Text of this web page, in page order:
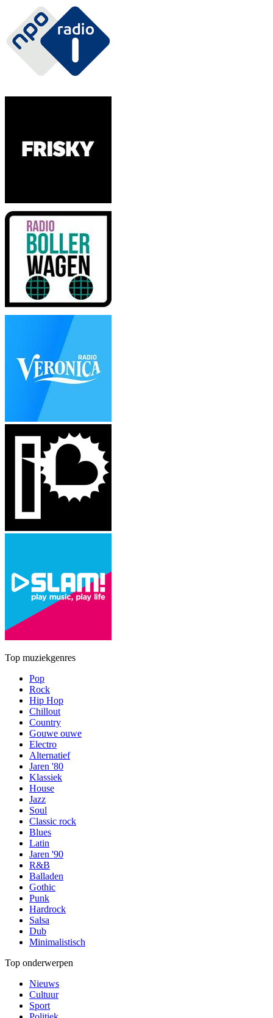
Top muziekgenres
Pop
Rock
Hip Hop
Chillout
Country
Gouwe ouwe
Electro
Alternatief
Jaren '80
Klassiek
House
Jazz
Soul
Classic rock
Blues
Latin
Jaren '90
R&B
Balladen
Gothic
Punk
Hardrock
Salsa
Dub
Minimalistisch
Top onderwerpen
Nieuws
Cultuur
Sport